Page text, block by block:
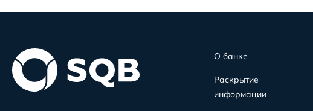
О банке
Раскрытие
информации